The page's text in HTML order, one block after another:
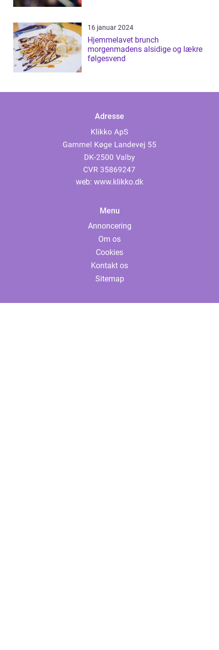
16 januar 2024
Hjemmelavet brunch
morgenmadens alsidige og lækre
følgesvend
Adresse
web: www.klikko.dk
Menu
Annoncering
Om os
Cookies
Kontakt os
Sitemap